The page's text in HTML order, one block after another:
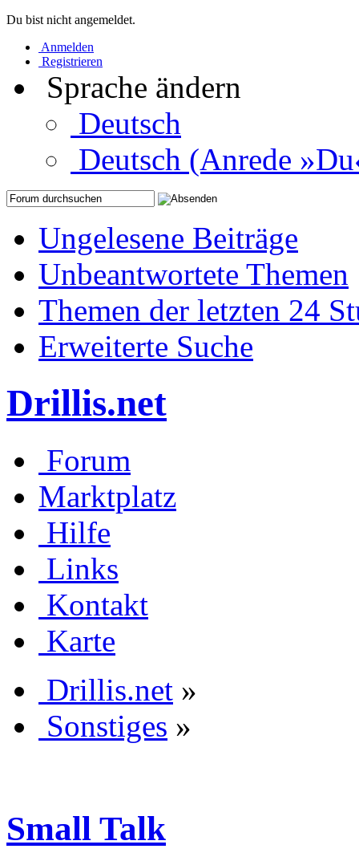
Du bist nicht angemeldet.
Anmelden
Registrieren
Sprache ändern
Deutsch
Deutsch (Anrede
Ungelesene Beiträge
Unbeantwortete Themen
Themen der letzten 24
Erweiterte Suche
Drillis.net
Forum
Marktplatz
Hilfe
Links
Kontakt
Karte
Drillis.net »
Sonstiges »
Small Talk